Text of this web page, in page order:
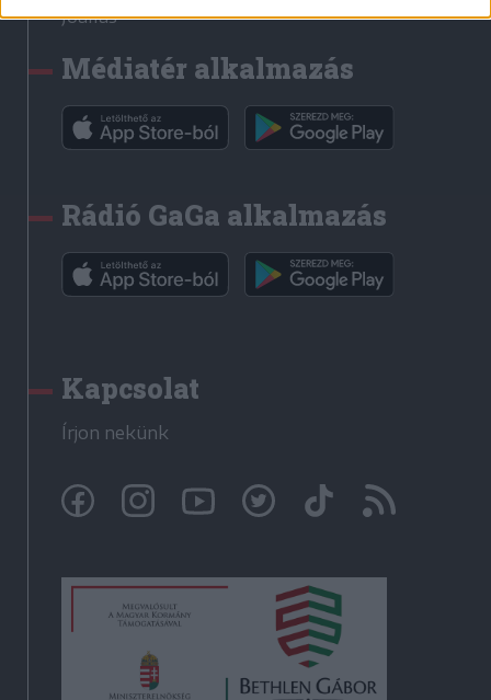
Jóállás
Médiatér alkalmazás
Rádió GaGa alkalmazás
Kapcsolat
Írjon nekünk